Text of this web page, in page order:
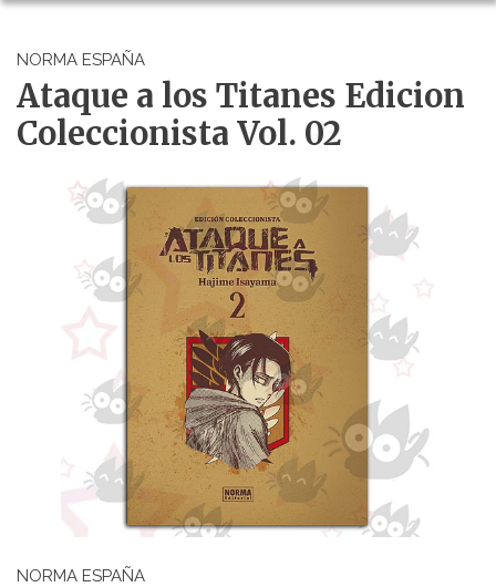
NORMA ESPAÑA
Ataque a los Titanes Edicion
Coleccionista Vol. 02
NORMA ESPAÑA